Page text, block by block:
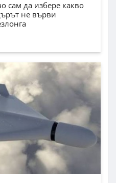
сам да избере какво
не върви